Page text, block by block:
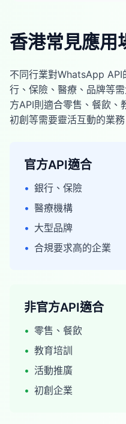
香港常見應用
不同行業對WhatsApp API
行、保險、醫療、品牌等
方API則適合零售、餐飲、
初創等需要靈活互動的業務
官方API適合
• 銀行、保險
• 醫療機構
• 大型品牌
• 合規要求高的企業
非官方API適合
• 零售、餐飲
• 教育培訓
• 活動推廣
• 初創企業